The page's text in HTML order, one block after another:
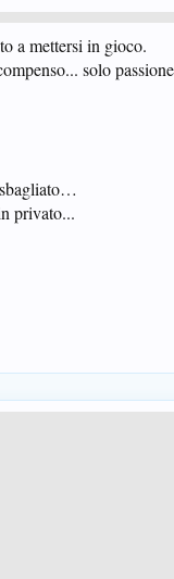
a mettersi in gioco.
solo
privato...